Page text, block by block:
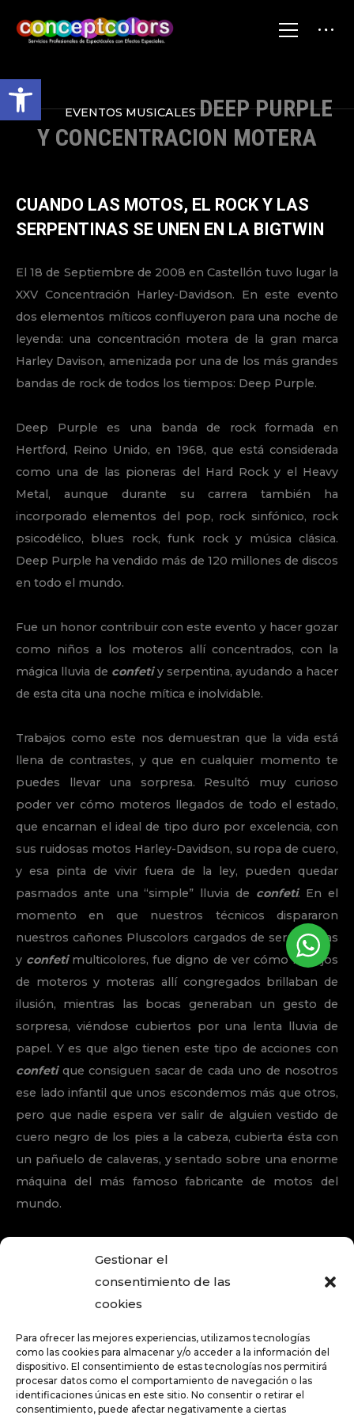
Abrir barra de herramientas
Gestionar el
consentimiento de las
cookies
Para ofrecer las mejores experiencias, utilizamos tecnologías
como las cookies para almacenar y/o acceder a la información del
dispositivo. El consentimiento de estas tecnologías nos permitirá
procesar datos como el comportamiento de navegación o las
identificaciones únicas en este sitio. No consentir o retirar el
consentimiento, puede afectar negativamente a ciertas
EVENTOS MUSICALES DEEP PURPLE
Y CONCENTRACION MOTERA
CUANDO LAS MOTOS, EL ROCK Y LAS
SERPENTINAS SE UNEN EN LA BIGTWIN
El 18 de Septiembre de 2008 en Castellón tuvo lugar la
XXV Concentración Harley-Davidson. En este evento
dos elementos míticos confluyeron para una noche de
leyenda: una concentración motera de la gran marca
Harley Davison, amenizada por una de los más grandes
bandas de rock de todos los tiempos: Deep Purple.
Deep Purple es una banda de rock formada en
Hertford, Reino Unido, en 1968, que está considerada
como una de las pioneras del Hard Rock y el Heavy
Metal, aunque durante su carrera también ha
incorporado elementos del pop, rock sinfónico, rock
psicodélico, blues rock, funk rock y música clásica.
Deep Purple ha vendido más de 120 millones de discos
en todo el mundo.
Fue un honor contribuir con este evento y hacer gozar
como niños a los moteros allí concentrados, con la
mágica lluvia de confetiy serpentina, ayudando a hacer
de esta cita una noche mítica e inolvidable.
Trabajos como este nos demuestran que la vida está
llena de contrastes, y que en cualquier momento te
puedes llevar una sorpresa. Resultó muy curioso
poder ver cómo moteros llegados de todo el estado,
que encarnan el ideal de tipo duro por excelencia, con
sus ruidosas motos Harley-Davidson, su ropa de cuero,
y esa pinta de vivir fuera de la ley, pueden quedar
pasmados ante una “simple” lluvia de confeti. En el
momento en que nuestros técnicos dispararon
nuestros cañones Pluscolors cargados de serpentinas
y confetimulticolores, fue digno de ver cómo los ojos
de moteros y moteras allí congregados brillaban de
ilusión, mientras las bocas generaban un gesto de
sorpresa, viéndose cubiertos por una lenta lluvia de
papel. Y es que algo tienen este tipo de acciones con
confetique consiguen sacar de cada uno de nosotros
ese lado infantil que unos escondemos más que otros,
pero que nadie espera ver salir de alguien vestido de
cuero negro de los pies a la cabeza, cubierta ésta con
un pañuelo de calaveras, y sentado sobre una enorme
máquina del más famoso fabricante de motos del
mundo.
MUSICA EN
CORDOBA
PRÓXIMO POST
EL ARREBATO